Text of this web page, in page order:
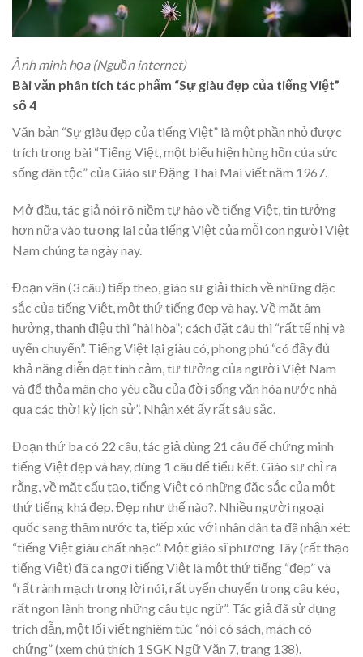
Ảnh minh họa (Nguồn internet)
Bài văn phân tích tác phẩm “Sự giàu đẹp của tiếng Việt”
số 4
Văn bản “Sự giàu đẹp của tiếng Việt” là một phần nhỏ được
trích trong bài “Tiếng Việt, một biểu hiện hùng hồn của sức
sống dân tộc” của Giáo sư Đặng Thai Mai viết năm 1967.
Mở đầu, tác giả nói rõ niềm tự hào về tiếng Việt, tin tưởng
hơn nữa vào tương lai của tiếng Việt của mỗi con người Việt
Nam chúng ta ngày nay.
Đoạn văn (3 câu) tiếp theo, giáo sư giải thích về những đặc
sắc của tiếng Việt, một thứ tiếng đẹp và hay. Về mặt âm
hưởng, thanh điệu thì “hài hòa”; cách đặt câu thì “rất tế nhị và
uyển chuyển”. Tiếng Việt lại giàu có, phong phú “có đầy đủ
khả năng diễn đạt tình cảm, tư tưởng của người Việt Nam
và để thỏa mãn cho yêu cầu của đời sống văn hóa nước nhà
qua các thời kỳ lịch sử”. Nhận xét ấy rất sâu sắc.
Đoạn thứ ba có 22 câu, tác giả dùng 21 câu để chứng minh
tiếng Việt đẹp và hay, dùng 1 câu để tiểu kết. Giáo sư chỉ ra
rằng, về mặt cấu tạo, tiếng Việt có những đặc sắc của một
thứ tiếng khá đẹp. Đẹp như thế nào?. Nhiều người ngoại
quốc sang thăm nước ta, tiếp xúc với nhân dân ta đã nhận xét:
“tiếng Việt giàu chất nhạc”. Một giáo sĩ phương Tây (rất thạo
tiếng Việt) đã ca ngợi tiếng Việt là một thứ tiếng “đẹp” và
“rất rành mạch trong lời nói, rất uyển chuyển trong câu kéo,
rất ngon lành trong những câu tục ngữ”. Tác giả đã sử dụng
trích dẫn, một lối viết nghiêm túc “nói có sách, mách có
chứng” (xem chú thích 1 SGK Ngữ Văn 7, trang 138).